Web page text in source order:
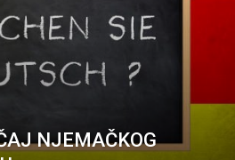
NJEMAČKOG